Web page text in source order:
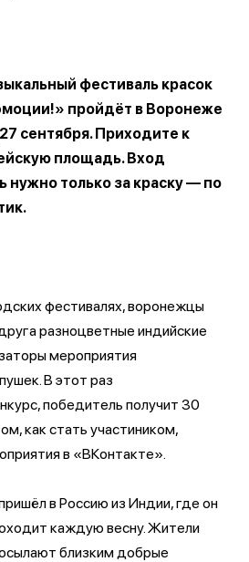
фестиваль красок
пройдёт в Воронеже
сентября. Приходите к
площадь. Вход
нужно только за краску — по
фестивалях, воронежцы
разноцветные индийские
мероприятия
В этот раз
победитель получит 30
как стать участиником,
в «ВКонтакте».
в Россию из Индии, где он
каждую весну. Жители
близким добрые